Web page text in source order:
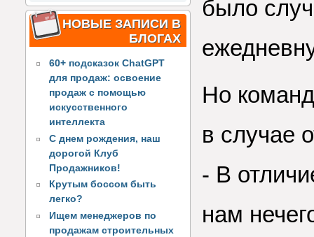
НОВЫЕ ЗАПИСИ В
БЛОГАХ
60+ подсказок ChatGPT
для продаж: освоение
продаж с помощью
искусственного
интеллекта
С днем рождения, наш
дорогой Клуб
Продажников!
Крутым боссом быть
легко?
Ищем менеджеров по
продажам строительных
было
Но
в случае
- В
нам